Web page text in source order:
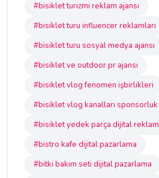
#bisiklet turizmi reklam ajansı
#bisiklet turu influencer reklamları
#bisiklet turu sosyal medya ajansı
#bisiklet ve outdoor pr ajansı
#bisiklet vlog fenomen işbirlikleri
#bisiklet vlog kanalları sponsorluk
#bisiklet yedek parça dijital reklam
#bistro kafe dijital pazarlama
#bitki bakım seti dijital pazarlama